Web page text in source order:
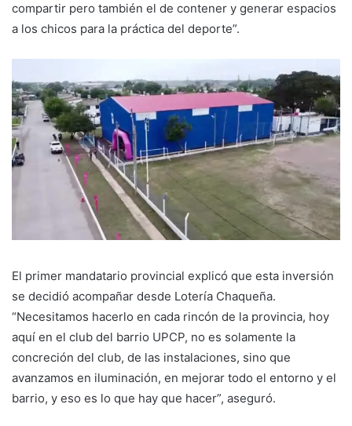
compartir pero también el de contener y generar espacios
a los chicos para la práctica del deporte”.
El primer mandatario provincial explicó que esta inversión
se decidió acompañar desde Lotería Chaqueña.
“Necesitamos hacerlo en cada rincón de la provincia, hoy
aquí en el club del barrio UPCP, no es solamente la
concreción del club, de las instalaciones, sino que
avanzamos en iluminación, en mejorar todo el entorno y el
barrio, y eso es lo que hay que hacer”, aseguró.